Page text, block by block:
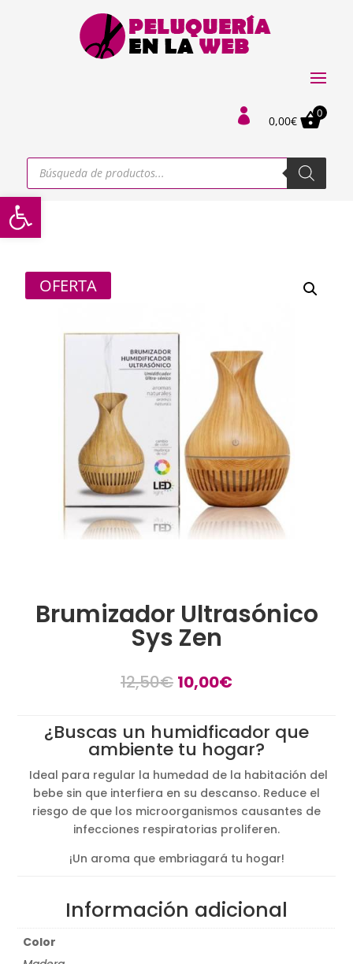
Abrir barra de herramientas
 0,00€
0
Búsqueda
productos
OFERTA
Brumizador Ultrasónico
Sys Zen
12,50€ 10,00€
¿Buscas un humidficador que
ambiente tu hogar?
Ideal para regular la humedad de la habitación del
bebe sin que interfiera en su descanso. Reduce el
riesgo de que los microorganismos causantes de
infecciones respiratorias proliferen.
¡Un aroma que embriagará tu hogar!
Información adicional
Color